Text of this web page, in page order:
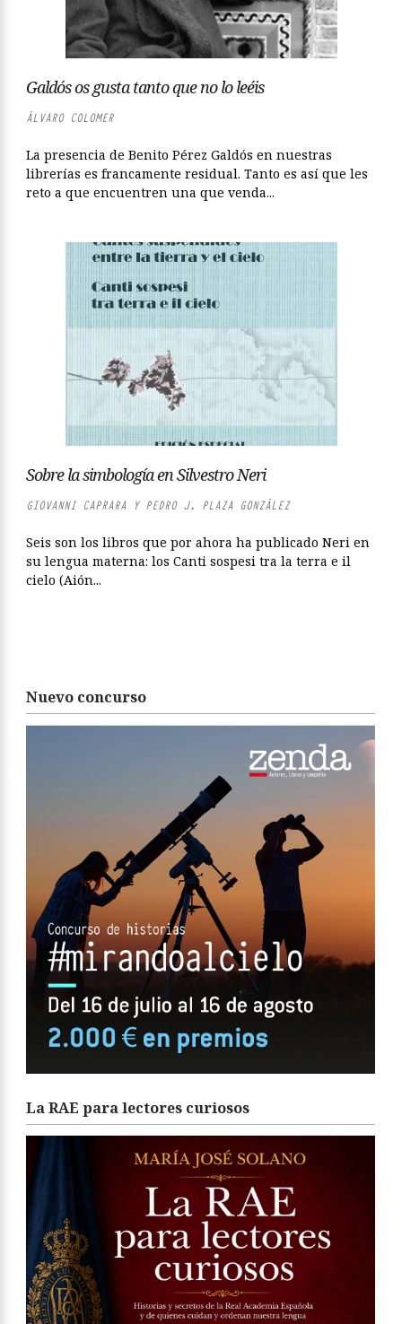
Galdós os gusta tanto que no lo leéis
ÁLVARO COLOMER
La presencia de Benito Pérez Galdós en nuestras
librerías es francamente residual. Tanto es así que les
reto a que encuentren una que venda...
Sobre la simbología en Silvestro Neri
GIOVANNI CAPRARA Y PEDRO J. PLAZA GONZÁLEZ
Seis son los libros que por ahora ha publicado Neri en
su lengua materna: los Canti sospesi tra la terra e il
cielo (Aión...
Nuevo concurso
La RAE para lectores curiosos